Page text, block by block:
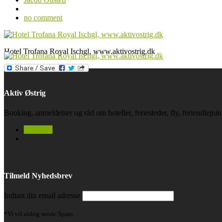
no comment
Hotel Trofana Royal Ischgl, www.aktivostrig.dk
Aktiv Østrig
Booking, anmeldelser og råd om hoteller, feriesteder, fly,
Tilmeld Nyhedsbrev
Indtast din email adresse
*Vi vil aldrig sende Spam